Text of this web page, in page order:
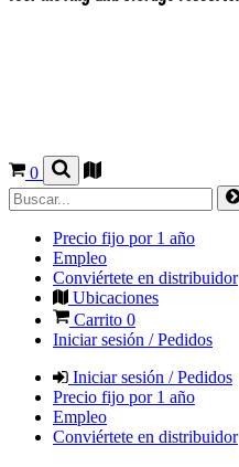
0
Precio fijo por 1 año
Empleo
Conviértete en distribuidor
Ubicaciones
Carrito 0
Iniciar sesión / Pedidos
Iniciar sesión / Pedidos
Precio fijo por 1 año
Empleo
Conviértete en distribuidor